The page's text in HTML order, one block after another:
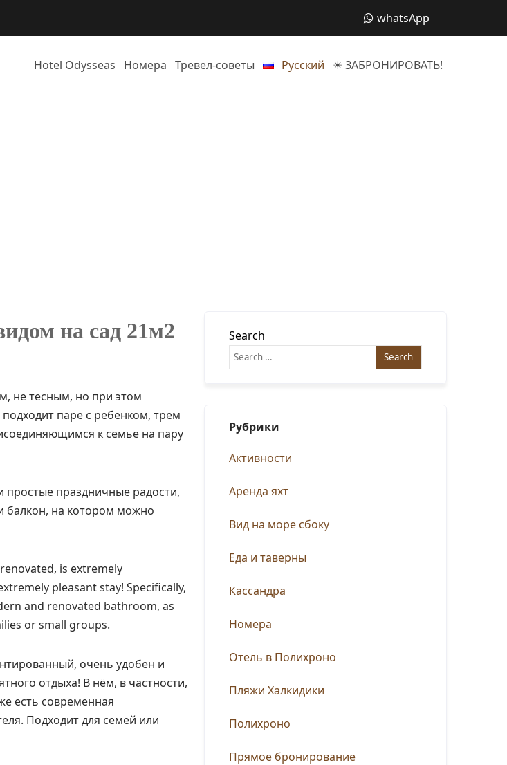
whatsApp
Hotel Odysseas Номера Тревел-советы Русский ☀ ЗАБРОНИРОВАТЬ!
на сад 21м2
не тесным, но при этом
паре с ребенком, трем
к семье на пару
простые праздничные радости,
балкон, на котором можно
is extremely
pleasant stay! Specifically,
and renovated bathroom, as
or small groups.
очень удобен и
отдыха! В нём, в частности,
есть современная
Подходит для семей или
Search
Рубрики
Активности
Аренда яхт
Вид на море сбоку
Еда и таверны
Кассандра
Номера
Отель в Полихроно
Пляжи Халкидики
Полихроно
Прямое бронирование